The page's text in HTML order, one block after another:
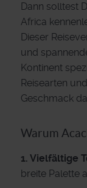
Dann solltest
Africa
Dieser
und
Kontinent
Reisearten
Geschmack
Warum
1. Vielfältige
breite Palette